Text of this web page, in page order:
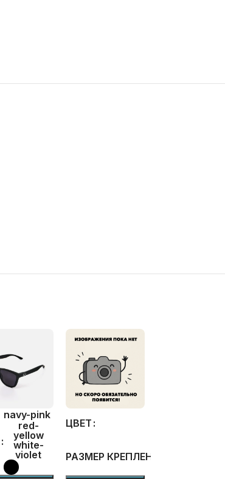
navy-pink
red-
yellow
white-
violet
ЦВЕТ
РАЗМЕР КРЕПЛЕНИЙ